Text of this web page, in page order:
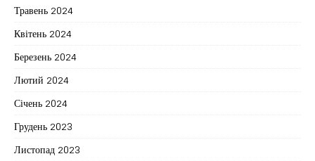
Травень 2024
Квітень 2024
Березень 2024
Лютий 2024
Січень 2024
Грудень 2023
Листопад 2023